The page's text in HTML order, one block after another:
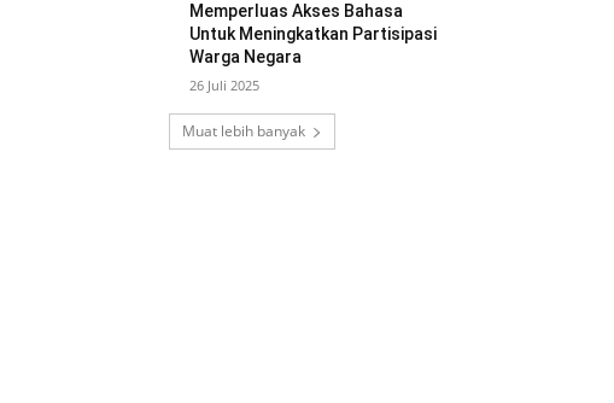
Memperluas Akses Bahasa
Untuk Meningkatkan Partisipasi
Warga Negara
26 Juli 2025
Muat lebih banyak